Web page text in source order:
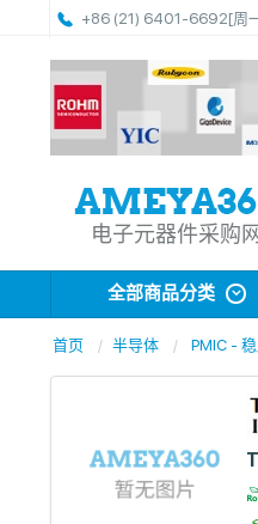
+86 (21) 6401-6692[周
电子元器件采购网
全部商品分类
首页 半导体 PMIC -